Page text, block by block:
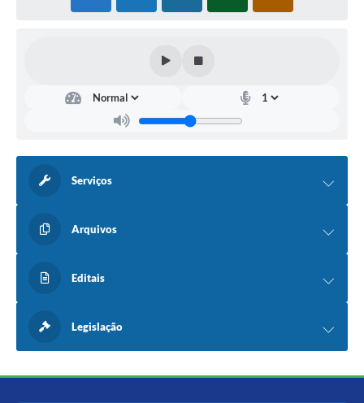
Serviços
Arquivos
Editais
Legislação